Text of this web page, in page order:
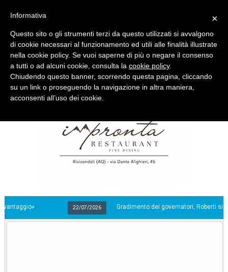
Quotidiano d'informazione distribuito in Molise con
22/07/2026 Gradimento dei governatori, Roberti si prende
×
Informativa
Questo sito o gli strumenti terzi da questo utilizzati si avvalgono
di cookie necessari al funzionamento ed utili alle finalità illustrate
nella cookie policy. Se vuoi saperne di più o negare il consenso
a tutti o ad alcuni cookie, consulta la cookie policy.
Chiudendo questo banner, scorrendo questa pagina, cliccando
su un link o proseguendo la navigazione in altra maniera,
acconsenti all’uso dei cookie.